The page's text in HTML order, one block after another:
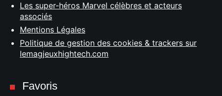
Les super-héros Marvel célèbres et acteurs
associés
Mentions Légales
Politique de gestion des cookies & trackers sur
lemagjeuxhightech.com
Favoris